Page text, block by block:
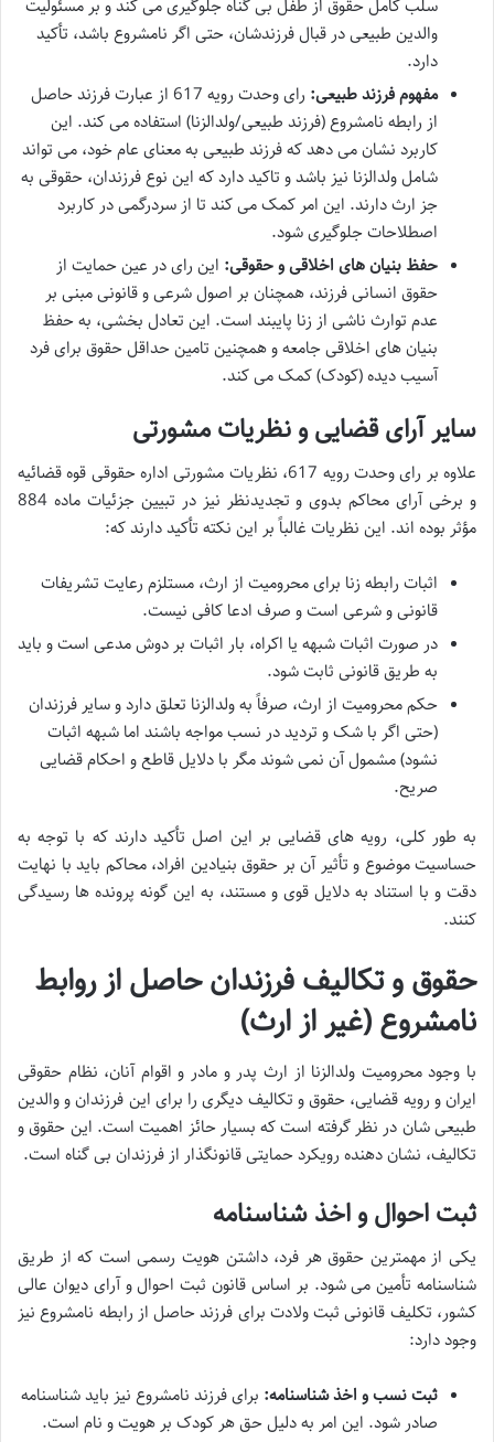
سلب کامل حقوق از طفل بی گناه جلوگیری می کند و بر مسئولیت
والدین طبیعی در قبال فرزندشان، حتی اگر نامشروع باشد، تأکید
دارد.
مفهوم فرزند طبیعی:
رای وحدت رویه 617 از عبارت فرزند حاصل
از رابطه نامشروع (فرزند طبیعی/ولدالزنا) استفاده می کند. این
کاربرد نشان می دهد که فرزند طبیعی به معنای عام خود، می تواند
شامل ولدالزنا نیز باشد و تاکید دارد که این نوع فرزندان، حقوقی به
جز ارث دارند. این امر کمک می کند تا از سردرگمی در کاربرد
اصطلاحات جلوگیری شود.
حفظ بنیان های اخلاقی و حقوقی: این رای در عین حمایت از
حقوق انسانی فرزند، همچنان بر اصول شرعی و قانونی مبنی بر
عدم توارث ناشی از زنا پایبند است. این تعادل بخشی، به حفظ
بنیان های اخلاقی جامعه و همچنین تامین حداقل حقوق برای فرد
آسیب دیده (کودک) کمک می کند.
سایر آرای قضایی و نظریات مشورتی
علاوه بر رای وحدت رویه 617، نظریات مشورتی اداره حقوقی قوه قضائیه
و برخی آرای محاکم بدوی و تجدیدنظر نیز در تبیین جزئیات ماده 884
مؤثر بوده اند. این نظریات غالباً بر این نکته تأکید دارند که:
اثبات رابطه زنا برای محرومیت از ارث، مستلزم رعایت تشریفات
قانونی و شرعی است و صرف ادعا کافی نیست.
در صورت اثبات شبهه یا اکراه، بار اثبات بر دوش مدعی است و باید
به طریق قانونی ثابت شود.
حکم محرومیت از ارث، صرفاً به ولدالزنا تعلق دارد و سایر فرزندان
(حتی اگر با شک و تردید در نسب مواجه باشند اما شبهه اثبات
نشود) مشمول آن نمی شوند مگر با دلایل قاطع و احکام قضایی
صریح.
به طور کلی، رویه های قضایی بر این اصل تأکید دارند که با توجه به
حساسیت موضوع و تأثیر آن بر حقوق بنیادین افراد، محاکم باید با نهایت
دقت و با استناد به دلایل قوی و مستند، به این گونه پرونده ها رسیدگی
کنند.
حقوق و تکالیف فرزندان حاصل از روابط
نامشروع (غیر از ارث)
با وجود محرومیت ولدالزنا از ارث پدر و مادر و اقوام آنان، نظام حقوقی
ایران و رویه قضایی، حقوق و تکالیف دیگری را برای این فرزندان و والدین
طبیعی شان در نظر گرفته است که بسیار حائز اهمیت است. این حقوق و
تکالیف، نشان دهنده رویکرد حمایتی قانونگذار از فرزندان بی گناه است.
ثبت احوال و اخذ شناسنامه
یکی از مهمترین حقوق هر فرد، داشتن هویت رسمی است که از طریق
شناسنامه تأمین می شود. بر اساس قانون ثبت احوال و آرای دیوان عالی
کشور، تکلیف قانونی ثبت ولادت برای فرزند حاصل از رابطه نامشروع نیز
وجود دارد:
ثبت نسب و اخذ شناسنامه: برای فرزند نامشروع نیز باید شناسنامه
صادر شود. این امر به دلیل حق هر کودک بر هویت و نام است.